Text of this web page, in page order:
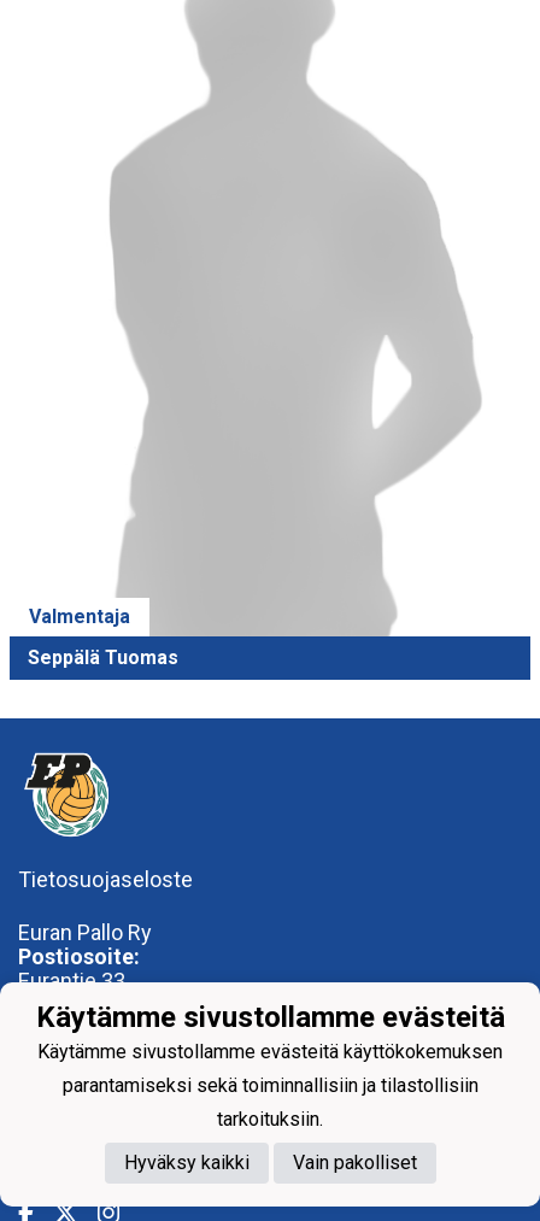
Valmentaja
Seppälä Tuomas
Tietosuojaseloste
Euran Pallo Ry
Postiosoite:
Eurantie 33
27510 Eura
Käyntiosoite:
OP-Areena
Nummentie 28
toimisto@euranpallo.fi
Käytämme sivustollamme evästeitä
Käytämme sivustollamme evästeitä käyttökokemuksen
parantamiseksi sekä toiminnallisiin ja tilastollisiin
tarkoituksiin.
Hyväksy kaikki
Vain pakolliset